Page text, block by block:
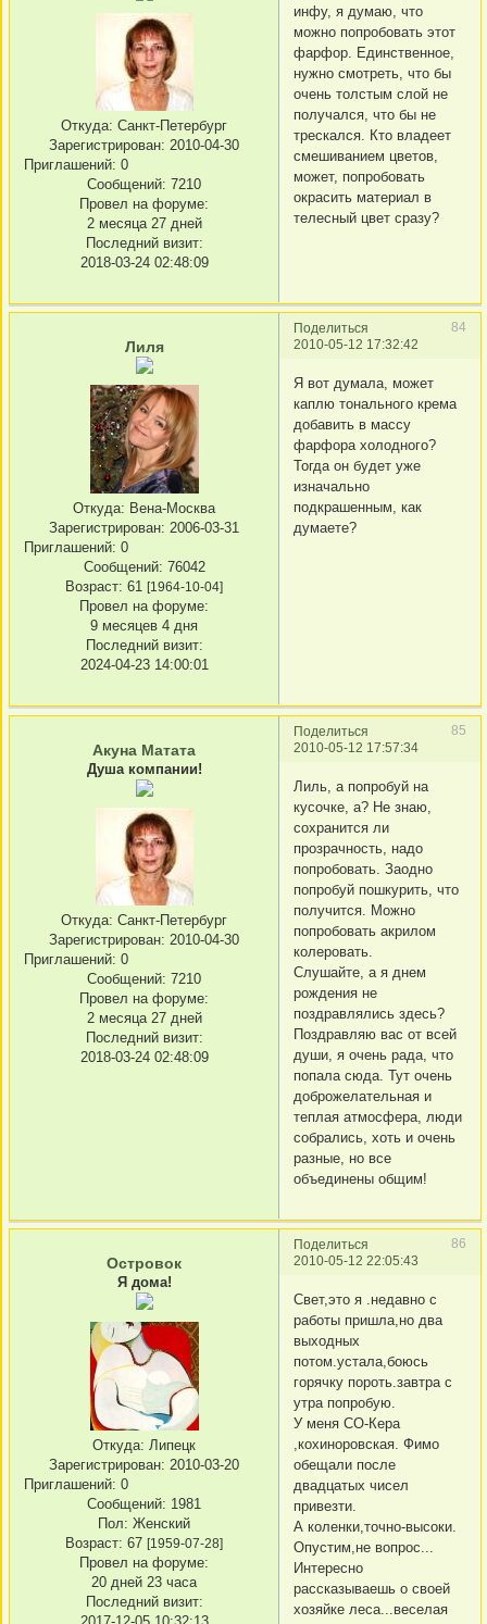
Откуда: Санкт-Петербург
Зарегистрирован: 2010-04-30
Приглашений: 0
Сообщений: 7210
Провел на форуме:
2 месяца 27 дней
Последний визит:
2018-03-24 02:48:09
инфу, я думаю, что
можно попробовать этот
фарфор. Единственное,
нужно смотреть, что бы
очень толстым слой не
получался, что бы не
трескался. Кто владеет
смешиванием цветов,
может, попробовать
окрасить материал в
телесный цвет сразу?
Поделиться
84
2010-05-12 17:32:42
Лиля
Откуда: Вена-Москва
Зарегистрирован: 2006-03-31
Приглашений: 0
Сообщений: 76042
Возраст: 61 [1964-10-04]
Провел на форуме:
9 месяцев 4 дня
Последний визит:
2024-04-23 14:00:01
Я вот думала, может
каплю тонального крема
добавить в массу
фарфора холодного?
Тогда он будет уже
изначально
подкрашенным, как
думаете?
Поделиться
85
2010-05-12 17:57:34
Акуна Матата
Душа компании!
Откуда: Санкт-Петербург
Зарегистрирован: 2010-04-30
Приглашений: 0
Сообщений: 7210
Провел на форуме:
2 месяца 27 дней
Последний визит:
2018-03-24 02:48:09
Лиль, а попробуй на
кусочке, а? Не знаю,
сохранится ли
прозрачность, надо
попробовать. Заодно
попробуй пошкурить, что
получится. Можно
попробовать акрилом
колеровать.
Слушайте, а я днем
рождения не
поздравлялись здесь?
Поздравляю вас от всей
души, я очень рада, что
попала сюда. Тут очень
доброжелательная и
теплая атмосфера, люди
собрались, хоть и очень
разные, но все
объединены общим!
Поделиться
86
2010-05-12 22:05:43
Островок
Я дома!
Откуда: Липецк
Зарегистрирован: 2010-03-20
Приглашений: 0
Сообщений: 1981
Пол: Женский
Возраст: 67 [1959-07-28]
Провел на форуме:
20 дней 23 часа
Последний визит:
2017-12-05 10:32:13
Свет,это я .недавно с
работы пришла,но два
выходных
потом.устала,боюсь
горячку пороть.завтра с
утра попробую.
У меня СО-Кера
,кохиноровская. Фимо
обещали после
двадцатых чисел
привезти.
А коленки,точно-высоки.
Опустим,не вопрос...
Интересно
рассказываешь о своей
хозяйке леса...веселая